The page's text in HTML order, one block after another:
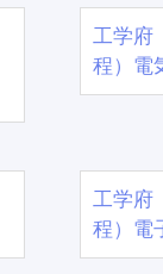
工学
程）電
工学
程）電